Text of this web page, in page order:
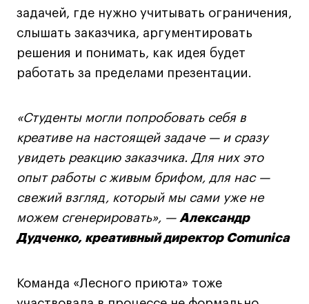
Политика конфиденциальности
Публичная оферта
Кредит на образование с господдержкой
Лицензия на осуществление образовательной
деятельности АНО ВО «Универсальный
Университет»
Карта сайта
задачей, где нужно учитывать ограничения,
слышать заказчика, аргументировать
решения и понимать, как идея будет
работать за пределами презентации.
«Студенты могли попробовать себя в
креативе на настоящей задаче — и сразу
увидеть реакцию заказчика. Для них это
опыт работы с живым брифом, для нас —
свежий взгляд, который мы сами уже не
можем сгенерировать», — Александр
Дудченко, креативный директор Comunica
Команда «Лесного приюта» тоже